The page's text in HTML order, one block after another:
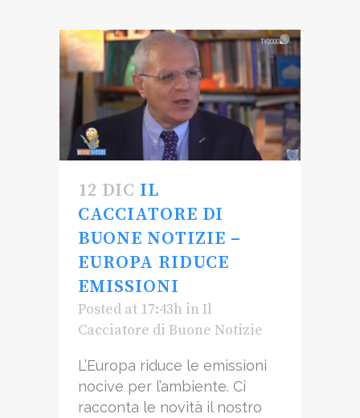
12 DIC IL
CACCIATORE DI
BUONE NOTIZIE –
EUROPA RIDUCE
EMISSIONI
Posted at 17:43h in Il
Cacciatore di Buone Notizie
L’Europa riduce le emissioni
nocive per l’ambiente. Ci
racconta le novità il nostro